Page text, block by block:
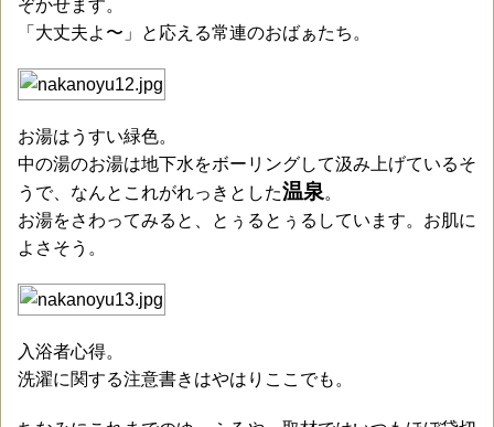
ぞかせます。
「大丈夫よ〜」と応える常連のおばぁたち。
お湯はうすい緑色。
中の湯のお湯は地下水をボーリングして汲み上げているそ
うで、なんとこれがれっきとした温泉。
お湯をさわってみると、とぅるとぅるしています。お肌に
よさそう。
入浴者心得。
洗濯に関する注意書きはやはりここでも。